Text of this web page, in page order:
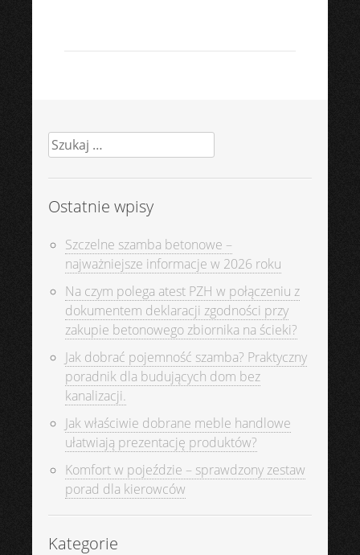
Szukaj:
Ostatnie wpisy
Szczelne szamba betonowe –
najważniejsze informacje w 2026 roku
Na czym polega atest PZH w połączeniu z
dokumentem deklaracji zgodności przy
zakupie betonowego zbiornika na ścieki?
Jak dobrać pojemność szamba? Praktyczny
poradnik dla budujących dom bez
kanalizacji.
Jak właściwie dobrane meble handlowe
ułatwiają prezentację produktów?
Komfort w pojeździe – sprawdzony zestaw
porad dla kierowców
Kategorie